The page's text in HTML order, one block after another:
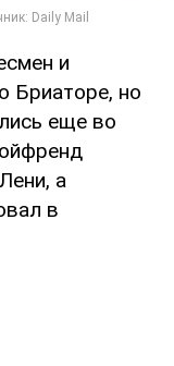
и
Бриаторе, но
еще во
а
в